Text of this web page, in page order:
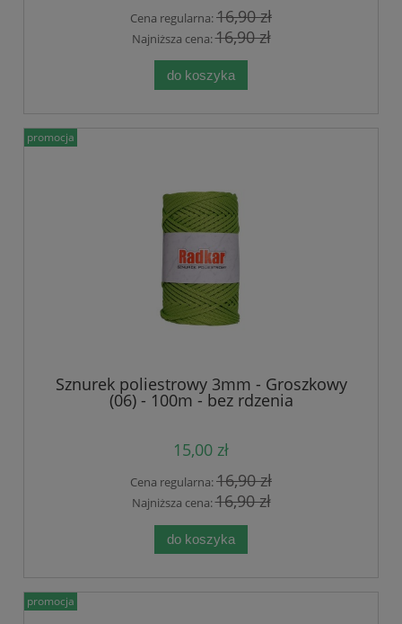
Cena regularna:16,90 zł
Najniższa cena:16,90 zł
do koszyka
Sznurek poliestrowy 3mm - Groszkowy
(06) - 100m - bez rdzenia
15,00 zł
Cena regularna:16,90 zł
Najniższa cena:16,90 zł
do koszyka
promocja
promocja